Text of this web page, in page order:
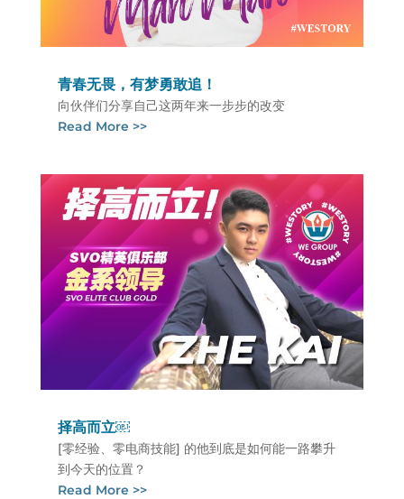
青春无畏，有梦勇敢追！
向伙伴们分享自己这两年来一步步的改变
Read More >>
择高而立￼
[零经验、零电商技能] 的他到底是如何能一路攀升
到今天的位置？
Read More >>